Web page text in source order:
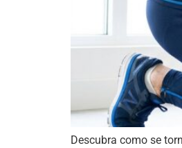
Descubra como se